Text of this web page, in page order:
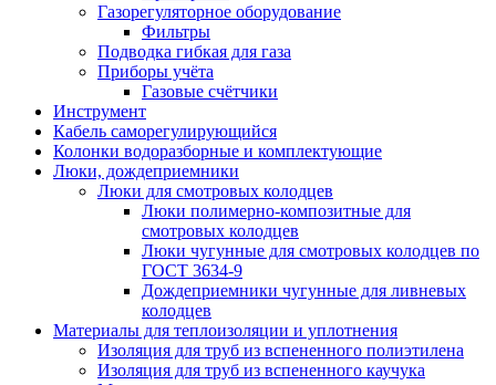
Газорегуляторное оборудование
Фильтры
Подводка гибкая для газа
Приборы учёта
Газовые счётчики
Инструмент
Кабель саморегулирующийся
Колонки водоразборные и комплектующие
Люки, дождеприемники
Люки для смотровых колодцев
Люки полимерно-композитные для
смотровых колодцев
Люки чугунные для смотровых колодцев по
ГОСТ 3634-9
Дождеприемники чугунные для ливневых
колодцев
Материалы для теплоизоляции и уплотнения
Изоляция для труб из вспененного полиэтилена
Изоляция для труб из вспененного каучука